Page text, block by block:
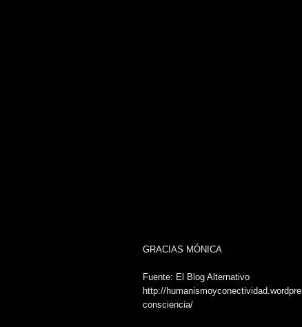
GRACIAS MÓNICA
Fuente: El Blog Alternativo
http://
consciencia/